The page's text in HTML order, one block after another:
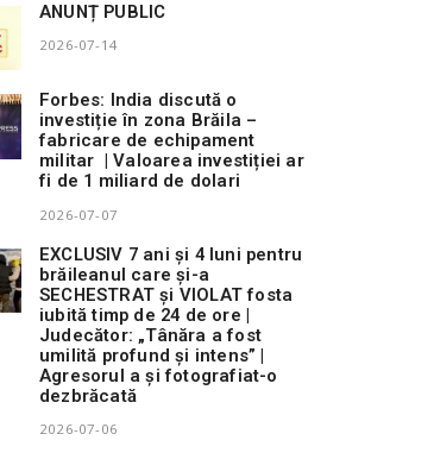
ANUNȚ PUBLIC
2026-07-14
Forbes: India discută o
investiție în zona Brăila –
fabricare de echipament
militar | Valoarea investiției ar
fi de 1 miliard de dolari
2026-07-07
EXCLUSIV 7 ani și 4 luni pentru
brăileanul care și-a
SECHESTRAT și VIOLAT fosta
iubită timp de 24 de ore |
Judecător: „Tânăra a fost
umilită profund și intens” |
Agresorul a și fotografiat-o
dezbrăcată
2026-07-06